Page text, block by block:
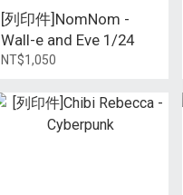
[列印件]NomNom -
Wall-e and Eve 1/24
NT$1,050